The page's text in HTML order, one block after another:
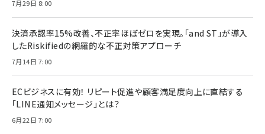
7月29日 8:00
決済承認率15%改善、不正率ほぼゼロを実現。「and ST」が導入
したRiskifiedの網羅的な不正対策アプローチ
7月14日 7:00
ECビジネスに有効！ リピート促進や顧客満足度向上に直結する
「LINE通知メッセージ」とは？
6月22日 7:00